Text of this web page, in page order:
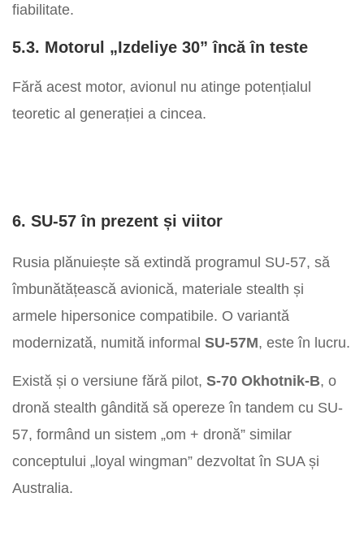
fiabilitate.
5.3. Motorul „Izdeliye 30” încă în teste
Fără acest motor, avionul nu atinge potențialul
teoretic al generației a cincea.
6. SU-57 în prezent și viitor
Rusia plănuiește să extindă programul SU-57, să
îmbunătățească avionică, materiale stealth și
armele hipersonice compatibile. O variantă
modernizată, numită informal SU-57M, este în lucru.
Există și o versiune fără pilot, S-70 Okhotnik-B, o
dronă stealth gândită să opereze în tandem cu SU-
57, formând un sistem „om + dronă” similar
conceptului „loyal wingman” dezvoltat în SUA și
Australia.